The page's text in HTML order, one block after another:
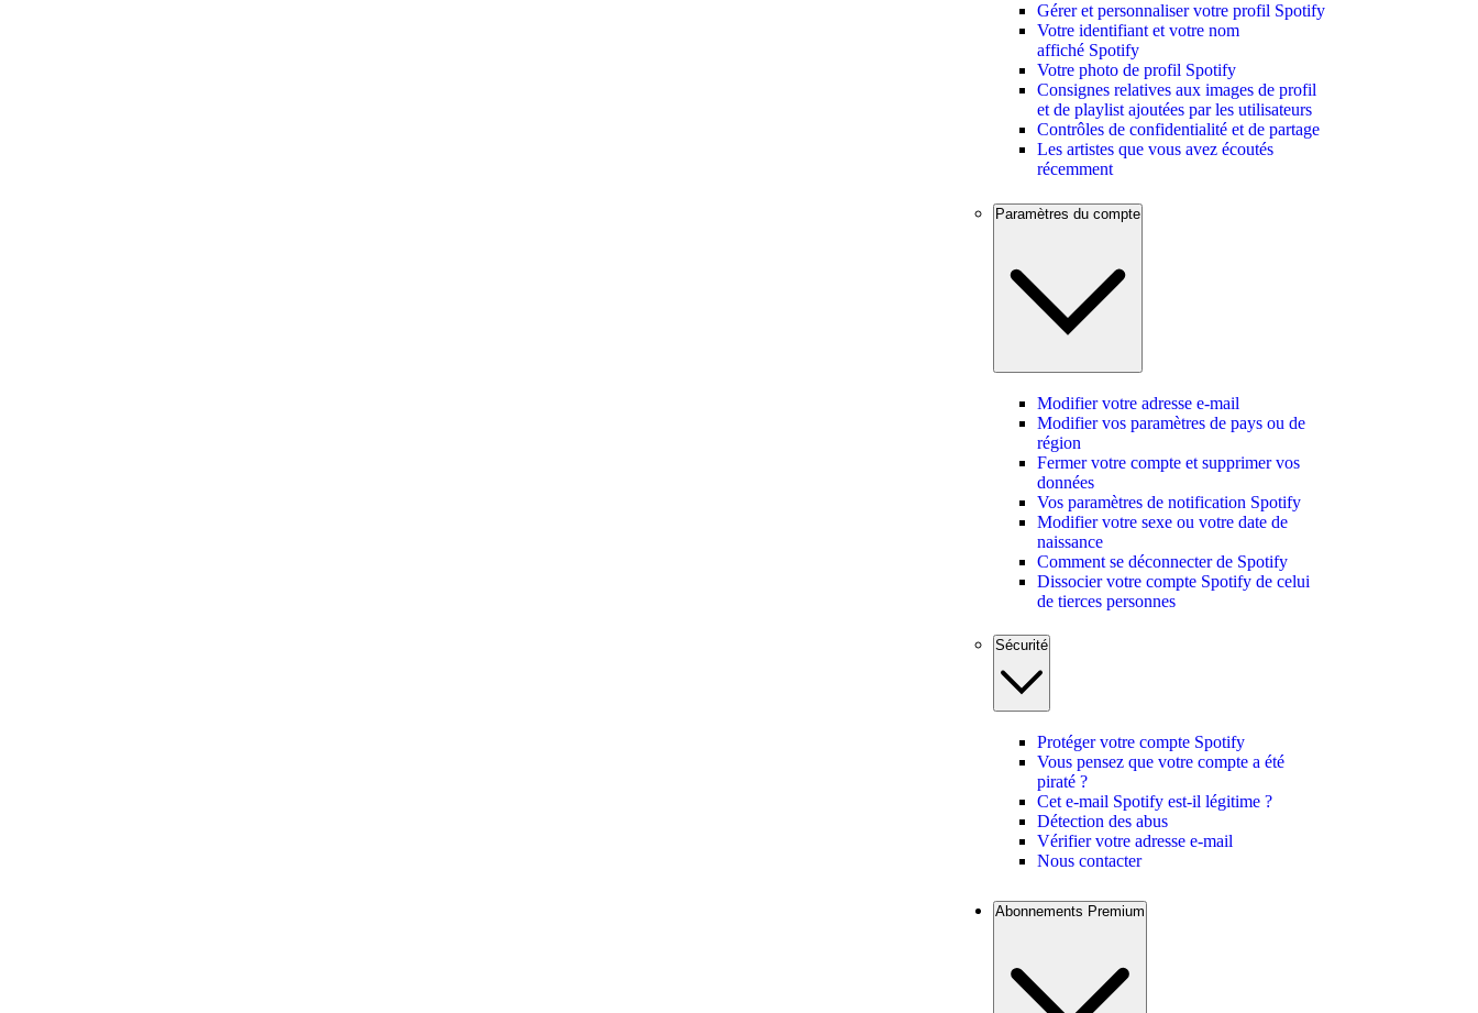
Gérer et personnaliser votre profil Spotify
Votre identifiant et votre nom
affiché Spotify
Votre photo de profil Spotify
Consignes relatives aux images de profil
et de playlist ajoutées par les utilisateurs
Contrôles de confidentialité et de partage
Les artistes que vous avez écoutés
récemment
Paramètres du compte
Modifier votre adresse e-mail
Modifier vos paramètres de pays ou de
région
Fermer votre compte et supprimer vos
données
Vos paramètres de notification Spotify
Modifier votre sexe ou votre date de
naissance
Comment se déconnecter de Spotify
Dissocier votre compte Spotify de celui
de tierces personnes
Sécurité
Protéger votre compte Spotify
Vous pensez que votre compte a été
piraté ?
Cet e-mail Spotify est-il légitime ?
Détection des abus
Vérifier votre adresse e-mail
Nous contacter
Abonnements Premium